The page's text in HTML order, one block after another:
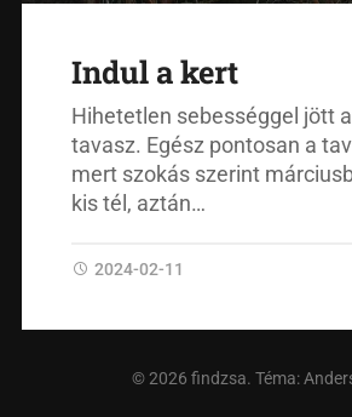
Indul a kert
Hihetetlen sebességgel jött
tavasz. Egész pontosan a
mert szokás szerint
kis tél, aztán…
2024-02-11
© 2026 findzsa. Téma: